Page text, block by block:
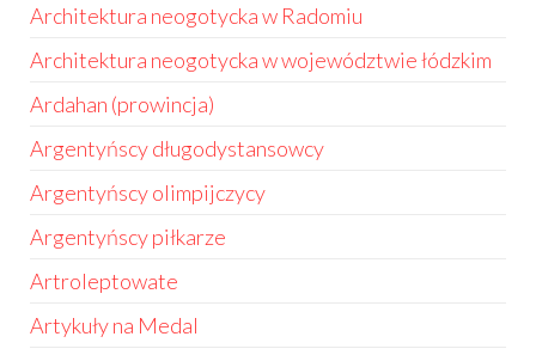
Architektura neogotycka w Radomiu
Architektura neogotycka w województwie łódzkim
Ardahan (prowincja)
Argentyńscy długodystansowcy
Argentyńscy olimpijczycy
Argentyńscy piłkarze
Artroleptowate
Artykuły na Medal